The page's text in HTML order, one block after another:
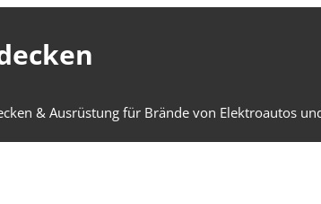
& Ausrüstung für Brände von Elektroautos